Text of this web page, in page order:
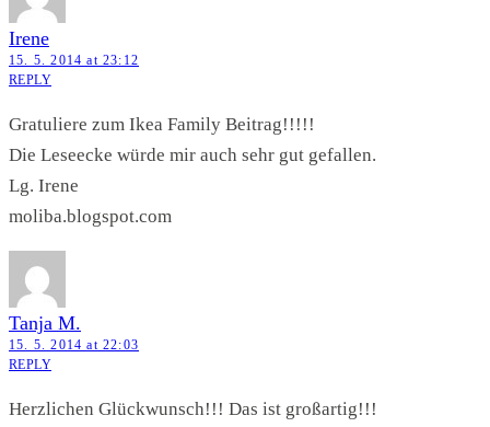
Irene
15. 5. 2014 at 23:12
REPLY
Gratuliere zum Ikea Family Beitrag!!!!!
Die Leseecke würde mir auch sehr gut gefallen.
Lg. Irene
moliba.blogspot.com
Tanja M.
15. 5. 2014 at 22:03
REPLY
Herzlichen Glückwunsch!!! Das ist großartig!!!